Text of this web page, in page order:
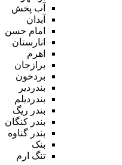
آب پخش
آبدان
امام حسن
انارستان
اهرم
برازجان
بردخون
بندردیر
بندردیلم
بندر ریگ
بندر کنگان
بندر گناوه
بنک
تنگ ارم